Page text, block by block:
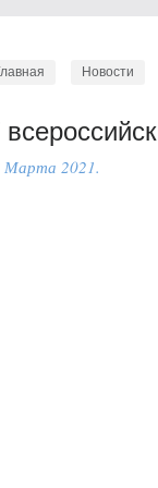
Новости
Марта 2021.